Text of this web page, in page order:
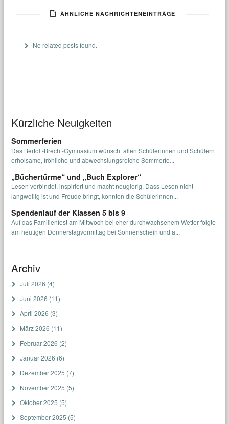
ÄHNLICHE NACHRICHTENEINTRÄGE
No related posts found.
Kürzliche Neuigkeiten
Sommerferien
Das Bertolt-Brecht-Gymnasium wünscht allen Schülerinnen und Schülern
erholsame, fröhliche und abwechslungsreiche Sommerfe...
„Büchertürme“ und „Buch Explorer“
Lesen verbindet, inspiriert und macht neugierig. Dass Lesen nicht
langweilig ist und Freude bringt, konnten die Schülerinnen...
Spendenlauf der Klassen 5 bis 9
Auf das Familienfest am Mittwoch bei eher durchwachsenem Wetter folgte
am heutigen Donnerstagvormittag bei Sonnenschein und a...
Archiv
Juli 2026 (4)
Juni 2026 (11)
April 2026 (3)
März 2026 (11)
Februar 2026 (2)
Januar 2026 (6)
Dezember 2025 (7)
November 2025 (5)
Oktober 2025 (5)
September 2025 (5)